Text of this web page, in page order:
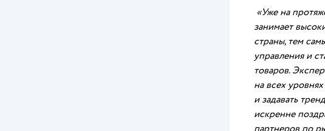
«Уже на
занимает
страны, тем
управления и
товаров.
на всех
и задавать
искренне
партнеров по